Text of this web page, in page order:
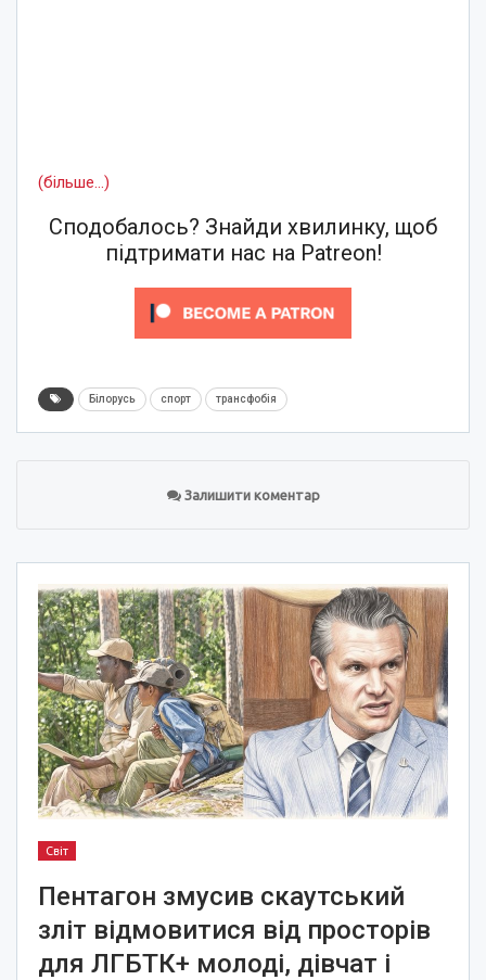
(більше…)
Сподобалось? Знайди хвилинку, щоб
підтримати нас на Patreon!
Білорусь спорт трансфобія
Залишити коментар
Світ
Пентагон змусив скаутський
зліт відмовитися від просторів
для ЛГБТК+ молоді, дівчат і